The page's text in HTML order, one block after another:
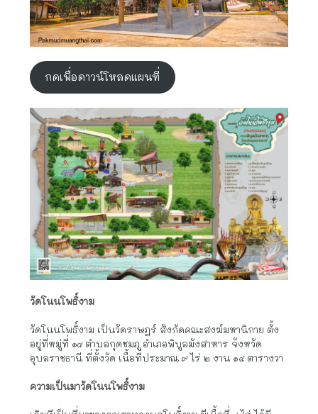
กดเพื่อดาวน์โหลดแผนที่
วัดโนนโพธิ์งาม
วัดโนนโพธิ์งาม เป็นวัดราษฎร์ สังกัดคณะสงฆ์มหานิกาย ตั้ง
อยู่ที่หมู่ที่ ๑๘ ตำบลกุดชมภู อำเภอพิบูลมังสาหาร จังหวัด
อุบลราชธานี ที่ตั้งวัด เนื้อที่ประมาณ ๙ ไร่ ๒ งาน ๑๔ ตารางวา
ความเป็นมาวัดโนนโพธิ์งาม